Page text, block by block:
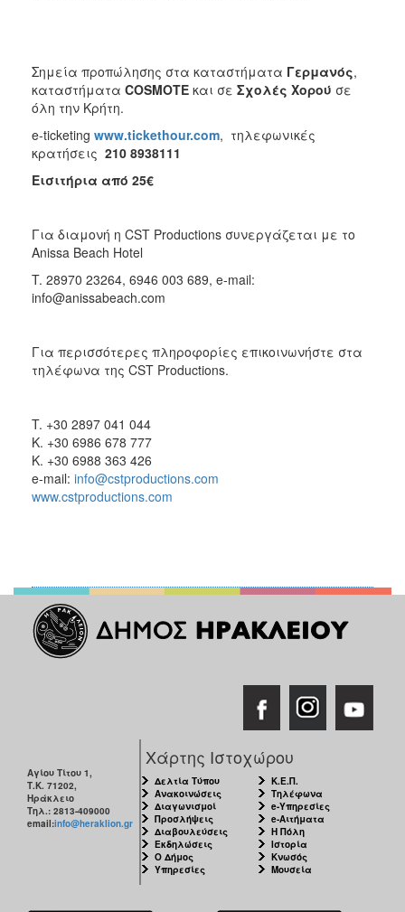
Σημεία προπώλησης στα καταστήματα Γερμανός,
καταστήματα COSMOTE και σε Σχολές Χορού σε
όλη την Κρήτη.
e-ticketing www.tickethour.com, τηλεφωνικές
κρατήσεις 210 8938111
Εισιτήρια από 25€
Για διαμονή η CST Productions συνεργάζεται με το
Anissa Beach Hotel
T. 28970 23264, 6946 003 689, e-mail:
info@anissabeach.com
Για περισσότερες πληροφορίες επικοινωνήστε στα
τηλέφωνα της CST Productions.
T. +30 2897 041 044
Κ. +30 6986 678 777
K. +30 6988 363 426
e-mail: info@cstproductions.com
www.cstproductions.com
Αγίου Τίτου 1,
Τ.Κ. 71202,
Ηράκλειο
Τηλ.: 2813-409000
email:info@heraklion.gr
Χάρτης Ιστοχώρου
Δελτία Τύπου
Ανακοινώσεις
Διαγωνισμοί
Προσλήψεις
Διαβουλεύσεις
Εκδηλώσεις
Ο Δήμος
Υπηρεσίες
Κ.Ε.Π.
Τηλέφωνα
e-Υπηρεσίες
e-Αιτήματα
Η Πόλη
Ιστορία
Κνωσός
Μουσεία